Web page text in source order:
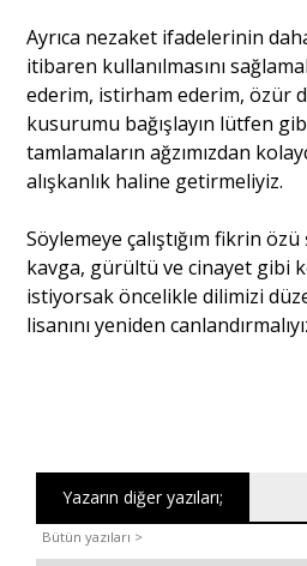
Ayrıca nezaket ifadelerinin
itibaren kullanılmasını
ederim, istirham ederim, özür
kusurumu bağışlayın lütfen
tamlamaların ağzımızdan
alışkanlık haline getirmeliyiz.
Söylemeye çalıştığım fikrin
kavga, gürültü ve cinayet gibi
istiyorsak öncelikle dilimizi
lisanını yeniden
Yazarın diğer yazıları;
Bütün yazıları >